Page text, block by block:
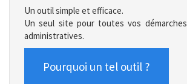
Un outil simple et efficace.
Un seul site pour toutes vos démarches
administratives.
Pourquoi un tel outil ?